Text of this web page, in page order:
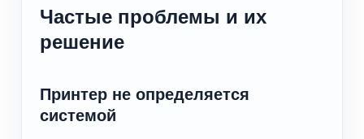
Частые проблемы и их
решение
Принтер не определяется
системой